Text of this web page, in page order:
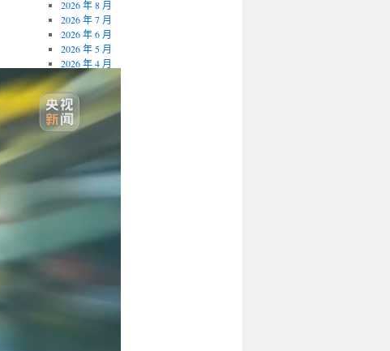
2026 年 8 月
2026 年 7 月
2026 年 6 月
2026 年 5 月
2026 年 4 月
2026 年 3 月
2026 年 2 月
2026 年 1 月
2025 年 12 月
登入